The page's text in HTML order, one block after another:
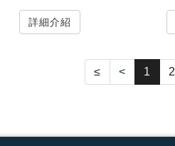
詳細介紹
≤ < 1 2